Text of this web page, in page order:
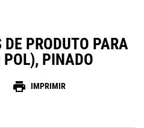
PRODUTO PARA
PINADO
print IMPRIMIR